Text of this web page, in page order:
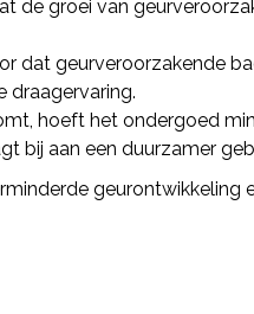
de groei van
dat geurveroorzakende
draagervaring.
hoeft het ondergoed
bij aan een duurzamer
geurontwikkeling